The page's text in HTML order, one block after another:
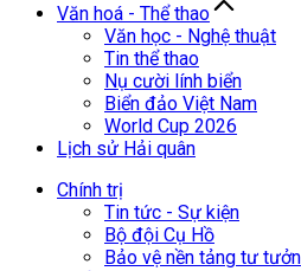
Văn hoá - Thể thao
Văn học - Nghệ thuật
Tin thể thao
Nụ cười lính biển
Biển đảo Việt Nam
World Cup 2026
Lịch sử Hải quân
Chính trị
Tin tức - Sự kiện
Bộ đội Cụ Hồ
Bảo vệ nền tảng tư